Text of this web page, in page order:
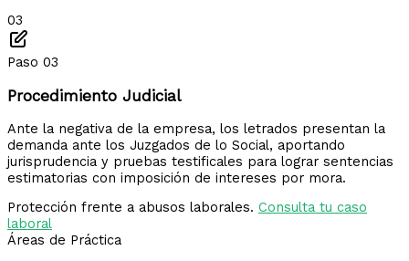
03
Paso 03
Procedimiento Judicial
Ante la negativa de la empresa, los letrados presentan la
demanda ante los Juzgados de lo Social, aportando
jurisprudencia y pruebas testificales para lograr sentencias
estimatorias con imposición de intereses por mora.
Protección frente a abusos laborales. Consulta tu caso
laboral
Áreas de Práctica